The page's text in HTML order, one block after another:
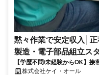
黙々作業で安定収入│
製造・電子部品組立ス
【学歴不問/未経験からOK】
業スタッフ
株式会社ケイ・オール